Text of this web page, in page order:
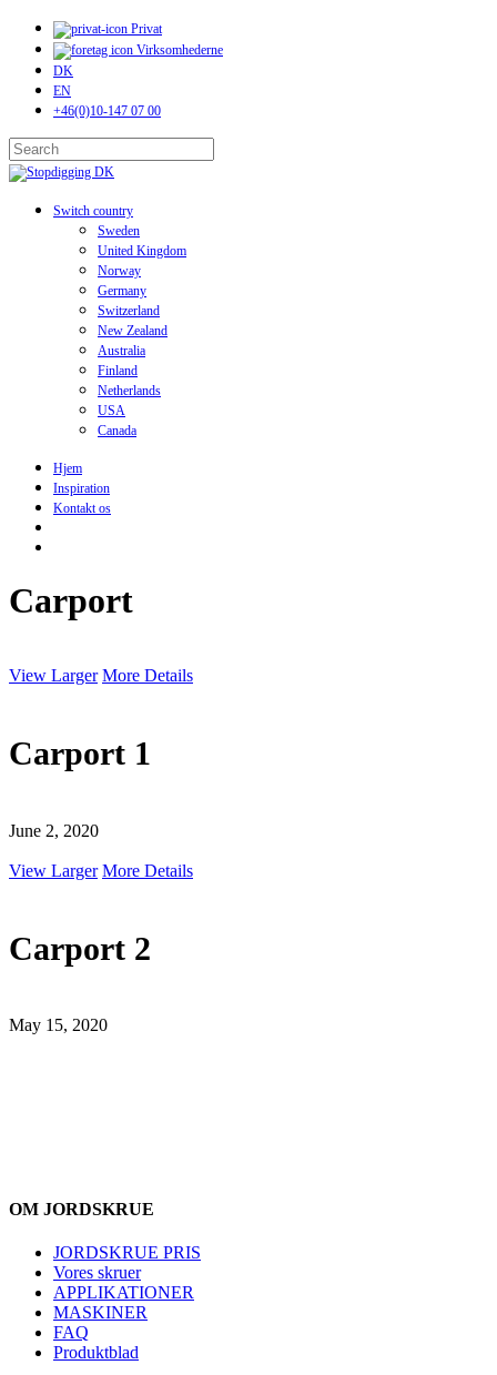
Skip
main
content
Privat
Virksomhederne
DK
EN
+46(0)10-147 07 00
Close
Search
search
Menu
Switch country
Sweden
United Kingdom
Norway
Germany
Switzerland
New Zealand
Australia
Finland
Netherlands
USA
Canada
Hjem
Inspiration
Kontakt os
Carport
View Larger More Details
Carport 1
June 2, 2020
View Larger More Details
Carport 2
May 15, 2020
OM JORDSKRUE
JORDSKRUE PRIS
Vores skruer
APPLIKATIONER
MASKINER
FAQ
Produktblad